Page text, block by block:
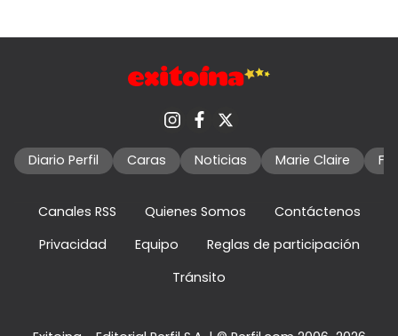
Diario Perfil Caras Noticias Marie Claire
Canales RSS Quienes Somos
Contáctenos
Privacidad
Equipo
Reglas de participación
Tránsito